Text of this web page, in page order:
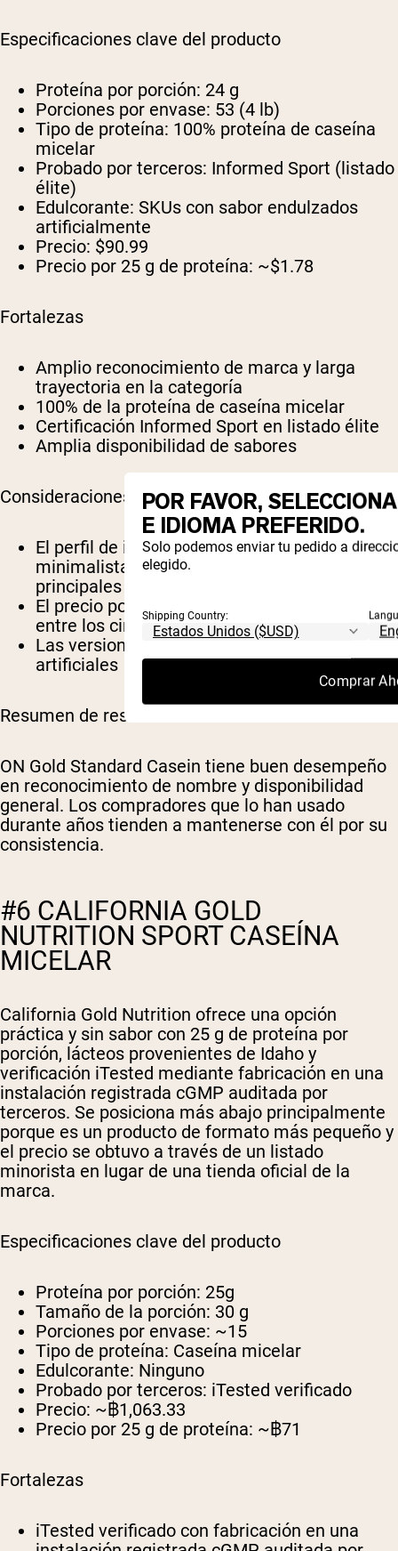
Especificaciones clave del producto
Proteína por porción: 24 g
Porciones por envase: 53 (4 lb)
Tipo de proteína: 100% proteína de caseína
micelar
Probado por terceros: Informed Sport (listado
élite)
Edulcorante: SKUs con sabor endulzados
artificialmente
Precio: $90.99
Precio por 25 g de proteína: ~$1.78
Fortalezas
Amplio reconocimiento de marca y larga
trayectoria en la categoría
100% de la proteína de caseína micelar
Certificación Informed Sport en listado élite
Amplia disponibilidad de sabores
Consideraciones
El perfil de ingredientes es menos
minimalista que los cuatro productos
principales en esta revisión
El precio por 25 g de proteína es el más alto
entre los cinco principales
Las versiones con sabor usan edulcorantes
artificiales
Resumen de reseñas de clientes
ON Gold Standard Casein tiene buen desempeño
en reconocimiento de nombre y disponibilidad
general. Los compradores que lo han usado
durante años tienden a mantenerse con él por su
consistencia.
#6 CALIFORNIA GOLD
NUTRITION SPORT CASEÍNA
MICELAR
California Gold Nutrition ofrece una opción
práctica y sin sabor con 25 g de proteína por
porción, lácteos provenientes de Idaho y
verificación iTested mediante fabricación en una
instalación registrada cGMP auditada por
terceros. Se posiciona más abajo principalmente
porque es un producto de formato más pequeño y
el precio se obtuvo a través de un listado
minorista en lugar de una tienda oficial de la
marca.
Especificaciones clave del producto
Proteína por porción: 25g
Tamaño de la porción: 30 g
Porciones por envase: ~15
Tipo de proteína: Caseína micelar
Edulcorante: Ninguno
Probado por terceros: iTested verificado
Precio: ~฿1,063.33
Precio por 25 g de proteína: ~฿71
Fortalezas
iTested verificado con fabricación en una
POR FAVOR,
E IDIOMA PREFERIDO.
Solo podemos enviar tu pedido a
elegido.
Shipping Country:
Comprar